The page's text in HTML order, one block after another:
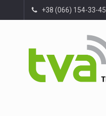
+38 (066) 154-33-45